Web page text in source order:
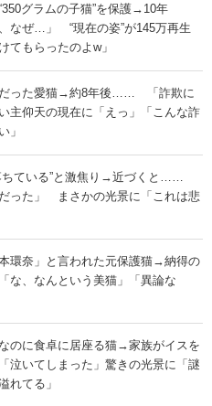
グラムの子猫”を保護→10年
なぜ…」 “現在の姿”が145万再生
てもらったのよw」
だった愛猫→約8年後…… 「詐欺に
主仰天の現在に「えっ」「こんな詐
」
ちている”と激焦り→近づくと……
だった」 まさかの光景に「これは悲
本環奈」と言われた元保護猫→納得の
な、なんという美猫」「異論な
のに食卓に居座る猫→家族がイスを
いてしまった」驚きの光景に「謎
れてる」